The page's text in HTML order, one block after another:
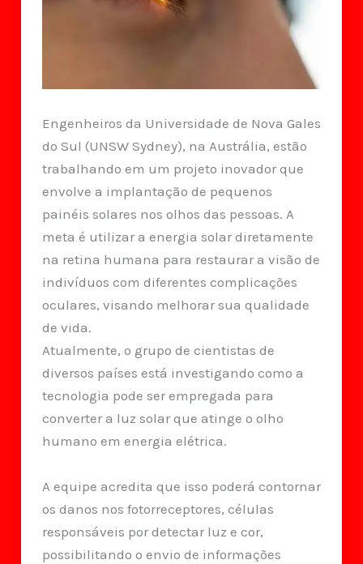
Engenheiros da Universidade de Nova Gales
do Sul (UNSW Sydney), na Austrália, estão
trabalhando em um projeto inovador que
envolve a implantação de pequenos
painéis solares nos olhos das pessoas. A
meta é utilizar a energia solar diretamente
na retina humana para restaurar a visão de
indivíduos com diferentes complicações
oculares, visando melhorar sua qualidade
de vida.
Atualmente, o grupo de cientistas de
diversos países está investigando como a
tecnologia pode ser empregada para
converter a luz solar que atinge o olho
humano em energia elétrica.
A equipe acredita que isso poderá contornar
os danos nos fotorreceptores, células
responsáveis por detectar luz e cor,
possibilitando o envio de informações